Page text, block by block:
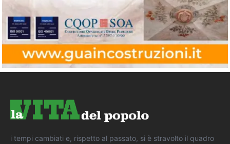
i tempi cambiati e, rispetto al passato, si è stravolto il quadro